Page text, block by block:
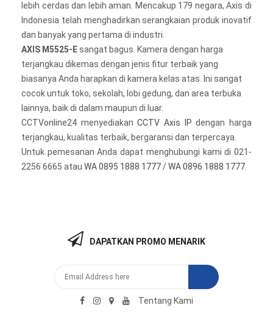
lebih cerdas dan lebih aman. Mencakup 179 negara, Axis di
Indonesia telah menghadirkan serangkaian produk inovatif
dan banyak yang pertama di industri.
AXIS M5525-Esangat bagus. Kamera dengan harga
terjangkau dikemas dengan jenis fitur terbaik yang
biasanya Anda harapkan di kamera kelas atas. Ini sangat
cocok untuk toko, sekolah, lobi gedung, dan area terbuka
lainnya, baik di dalam maupun di luar.
CCTVonline24 menyediakanCCTV Axis IP dengan harga
terjangkau, kualitas terbaik, bergaransi dan terpercaya.
Untuk pemesanan Anda dapat menghubungi kami di 021-
2256 6665 atau WA 0895 1888 1777/WA 0896 1888 1777
DAPATKAN PROMO MENARIK
Tentang Kami